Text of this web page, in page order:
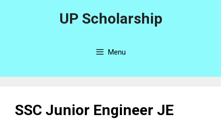
UP Scholarship
Menu
SSC Junior Engineer JE